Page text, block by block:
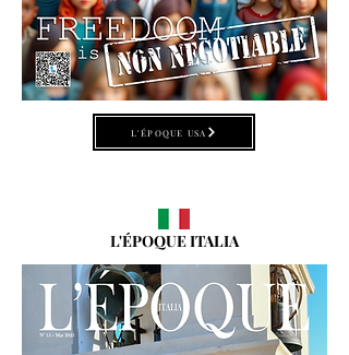
L'ÉPOQUE USA
L'ÉPOQUE ITALIA